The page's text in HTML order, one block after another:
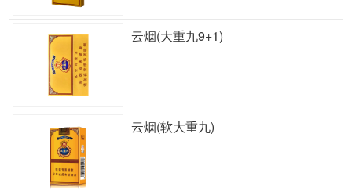
云烟(大重九9+1)
云烟(软大重九)